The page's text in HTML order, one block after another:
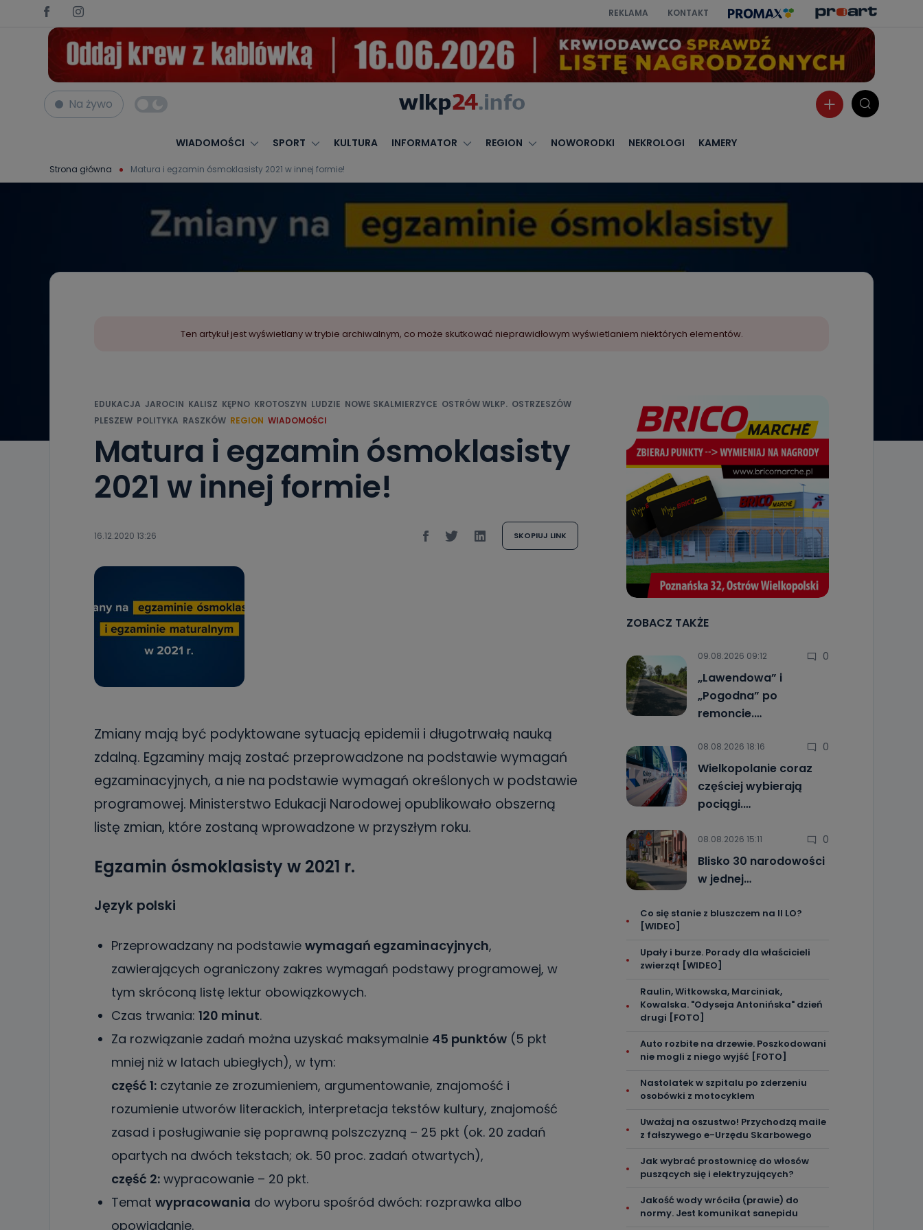
REKLAMA KONTAKT
Na żywo
WIADOMOŚCI SPORT KULTURA INFORMATOR REGION NOWORODKI NEKROLOGI KAMERY
Strona główna Matura i egzamin ósmoklasisty 2021 w innej formie!
Ten artykuł jest wyświetlany w trybie archiwalnym, co może skutkować nieprawidłowym wyświetlaniem niektórych elementów.
EDUKACJA JAROCIN KALISZ KĘPNO KROTOSZYN LUDZIE NOWE SKALMIERZYCE OSTRÓW WLKP. OSTRZESZÓW
PLESZEW POLITYKA RASZKÓW REGION WIADOMOŚCI
Matura i egzamin ósmoklasisty
2021 w innej formie!
16.12.2020 13:26 SKOPIUJ LINK
Zmiany mają być podyktowane sytuacją epidemii i długotrwałą nauką
zdalną. Egzaminy mają zostać przeprowadzone na podstawie wymagań
egzaminacyjnych, a nie na podstawie wymagań określonych w podstawie
programowej. Ministerstwo Edukacji Narodowej opublikowało obszerną
listę zmian, które zostaną wprowadzone w przyszłym roku.
Egzamin ósmoklasisty w 2021 r.
Język polski
Przeprowadzany na podstawie wymagań egzaminacyjnych,
zawierających ograniczony zakres wymagań podstawy programowej, w
tym skróconą listę lektur obowiązkowych.
Czas trwania: 120 minut.
Za rozwiązanie zadań można uzyskać maksymalnie 45 punktów (5 pkt
mniej niż w latach ubiegłych), w tym:
część 1: czytanie ze zrozumieniem, argumentowanie, znajomość i
rozumienie utworów literackich, interpretacja tekstów kultury, znajomość
zasad i posługiwanie się poprawną polszczyzną – 25 pkt (ok. 20 zadań
opartych na dwóch tekstach; ok. 50 proc. zadań otwartych),
część 2: wypracowanie – 20 pkt.
Temat wypracowania do wyboru spośród dwóch: rozprawka albo
opowiadanie.
ZOBACZ TAKŻE
09.08.2026 09:12 0
„Lawendowa” i
„Pogodna” po
remoncie.…
08.08.2026 18:16 0
Wielkopolanie coraz
częściej wybierają
pociągi.…
08.08.2026 15:11 0
Blisko 30 narodowości
w jednej…
Co się stanie z bluszczem na II LO?
[WIDEO]
Upały i burze. Porady dla właścicieli
zwierząt [WIDEO]
Raulin, Witkowska, Marciniak,
Kowalska. "Odyseja Antonińska" dzień
drugi [FOTO]
Auto rozbite na drzewie. Poszkodowani
nie mogli z niego wyjść [FOTO]
Nastolatek w szpitalu po zderzeniu
osobówki z motocyklem
Uważaj na oszustwo! Przychodzą maile
z fałszywego e-Urzędu Skarbowego
Jak wybrać prostownicę do włosów
puszących się i elektryzujących?
Jakość wody wróciła (prawie) do
normy. Jest komunikat sanepidu